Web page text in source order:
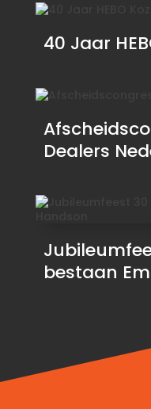
40 Jaar
Dealers
bestaan